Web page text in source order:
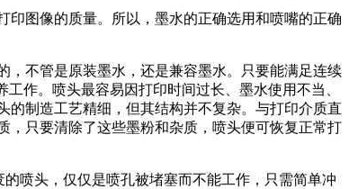
图像的质量。所以，墨水的正确选用和喷嘴的正确
不管是原装墨水，还是兼容墨水。只要能满足连续
作。喷头最容易因打印时间过长、墨水使用不当、
制造工艺精细，但其结构并不复杂。与打印介质直
，只要清除了这些墨粉和杂质，喷头便可恢复正常打
喷头，仅仅是喷孔被堵塞而不能工作，只需简单冲